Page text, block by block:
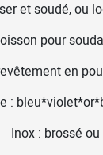
et soudé, ou
pour
en
:
Inox : brossé